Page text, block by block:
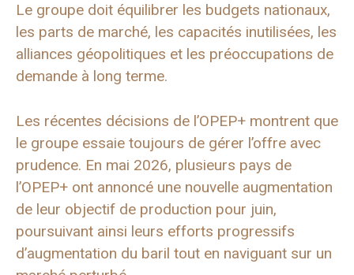
Le groupe doit équilibrer les budgets nationaux,
les parts de marché, les capacités inutilisées, les
alliances géopolitiques et les préoccupations de
demande à long terme.
Les récentes décisions de l’OPEP+ montrent que
le groupe essaie toujours de gérer l’offre avec
prudence. En mai 2026, plusieurs pays de
l’OPEP+ ont annoncé une nouvelle augmentation
de leur objectif de production pour juin,
poursuivant ainsi leurs efforts progressifs
d’augmentation du baril tout en naviguant sur un